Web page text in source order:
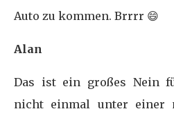
Auto zu kommen. Brrrr 😄
Alan
Das ist ein großes Nein
nicht einmal unter einer